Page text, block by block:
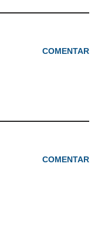
COMENTAR
COMENTAR